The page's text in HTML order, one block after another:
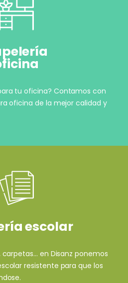
tu oficina? Contamos con
oficina de la mejor calidad y
escolar
en Disanz ponemos
resistente para que los